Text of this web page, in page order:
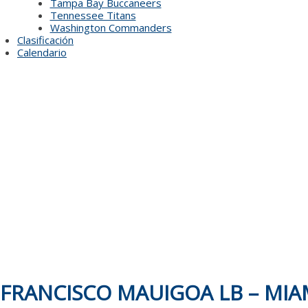
Tampa Bay Buccaneers
Tennessee Titans
Washington Commanders
Clasificación
Calendario
FRANCISCO MAUIGOA LB –